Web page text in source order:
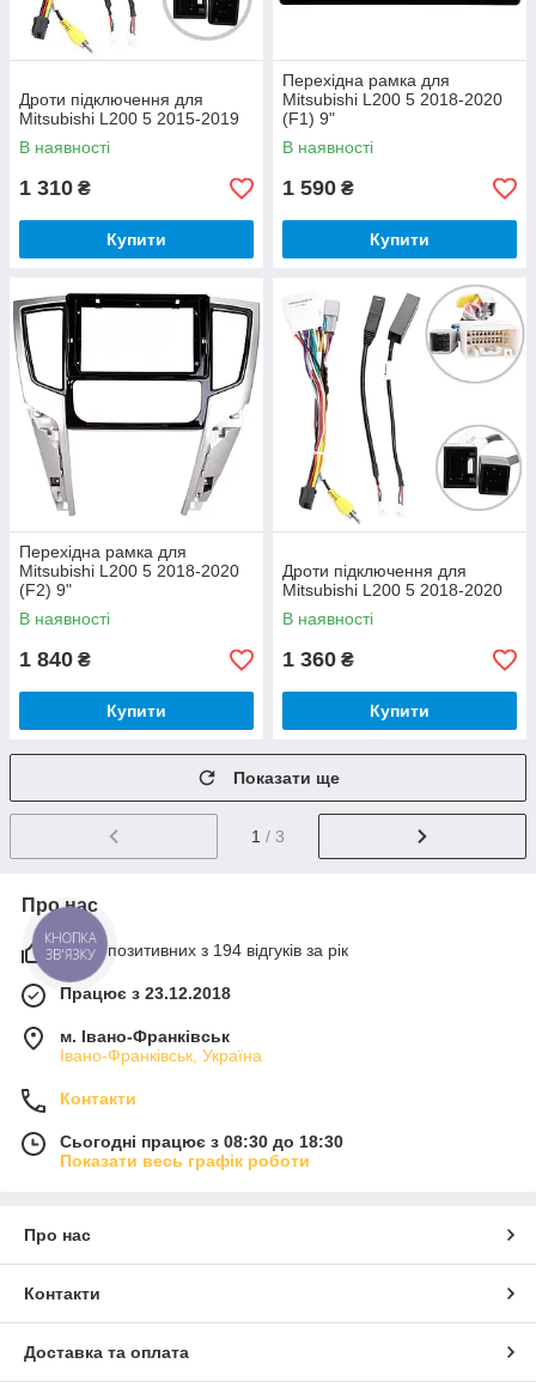
Дроти підключення для
Mitsubishi L200 5 2015-2019
В наявності
1 310 ₴
Купити
Перехідна рамка для
Mitsubishi L200 5 2018-2020
(F1) 9"
В наявності
1 590 ₴
Купити
Перехідна рамка для
Mitsubishi L200 5 2018-2020
(F2) 9"
В наявності
1 840 ₴
Купити
Дроти підключення для
Mitsubishi L200 5 2018-2020
В наявності
1 360 ₴
Купити
Показати ще
1 / 3
Про нас
100% позитивних з 194 відгуків за рік
Працює з 23.12.2018
м. Івано-Франківськ
Івано-Франківськ, Україна
Контакти
Сьогодні працює з 08:30 до 18:30
Показати весь графік роботи
Про нас
Контакти
Доставка та оплата
КНОПКА
ЗВ'ЯЗКУ